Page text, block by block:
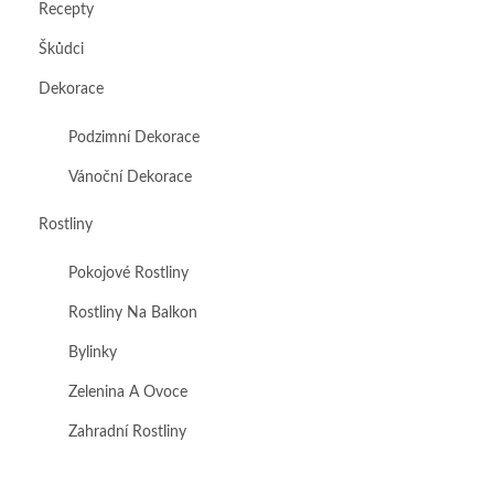
Recepty
Škůdci
Dekorace
Podzimní Dekorace
Vánoční Dekorace
Rostliny
Pokojové Rostliny
Rostliny Na Balkon
Bylinky
Zelenina A Ovoce
Zahradní Rostliny